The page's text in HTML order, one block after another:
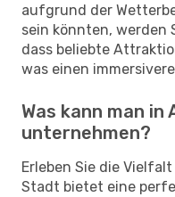
aufgrund der
sein könnten, werden
dass beliebte
was einen
Was kann man in
unternehmen?
Erleben Sie die
Stadt bietet eine